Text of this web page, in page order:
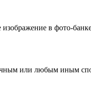
в фото-
или любым иным